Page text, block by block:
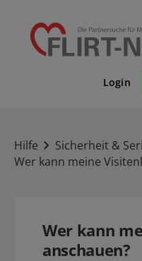
Login
Hilfe
Sicherheit &
Wer kann meine
Wer kann
anschauen?